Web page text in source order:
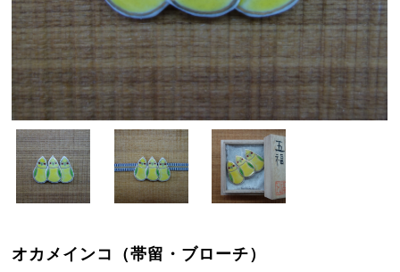
オカメインコ（帯留・ブローチ）